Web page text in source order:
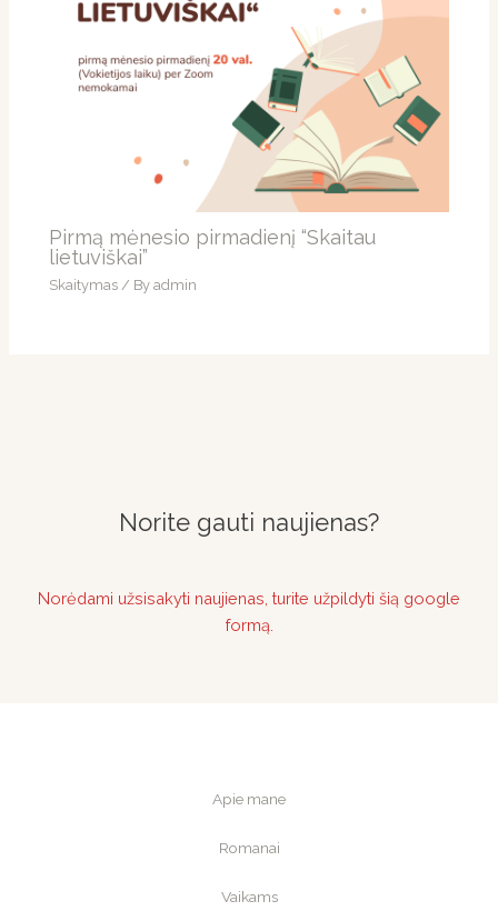
Pirmą mėnesio pirmadienį “Skaitau
lietuviškai”
Skaitymas / Byadmin
Norite gauti naujienas?
Norėdami užsisakyti naujienas, turite užpildyti šią google
formą.
Apie mane
Romanai
Vaikams